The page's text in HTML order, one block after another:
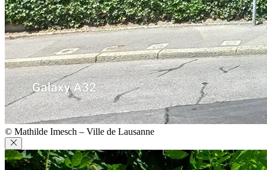
© Mathilde Imesch – Ville de Lausanne